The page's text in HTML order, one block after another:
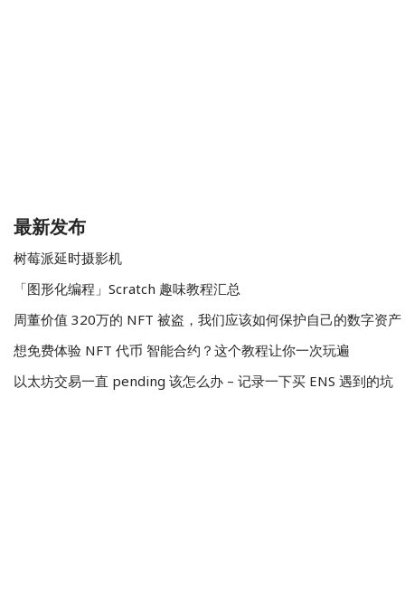
最新发布
树莓派延时摄影机
「图形化编程」Scratch 趣味教程汇总
周董价值 320万的 NFT 被盗，我们应该如何保护自己的数字资产
想免费体验 NFT 代币 智能合约？这个教程让你一次玩遍
以太坊交易一直 pending 该怎么办 – 记录一下买 ENS 遇到的坑